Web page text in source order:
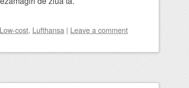
Low-cost, Lufthansa | Leave a comment